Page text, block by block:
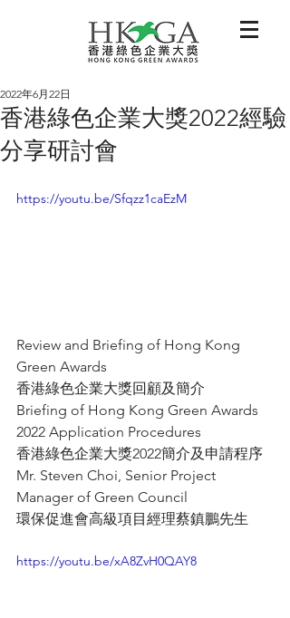
香港綠色企業大獎2022經驗
分享研討會
2022年6月22日
https://youtu.be/Sfqzz1caEzM
Review and Briefing of Hong Kong
Green Awards
香港綠色企業大獎回顧及簡介
Briefing of Hong Kong Green Awards
2022 Application Procedures
香港綠色企業大獎2022簡介及申請程序
Mr. Steven Choi, Senior Project
Manager of Green Council
環保促進會高級項目經理蔡鎮鵬先生
https://youtu.be/xA8ZvH0QAY8